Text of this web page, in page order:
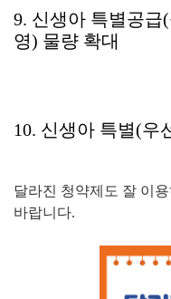
9. 신생아 특별공급
영) 물량 확대
10. 신생아 특별(우
달라진 청약제도 잘 이
바랍니다.